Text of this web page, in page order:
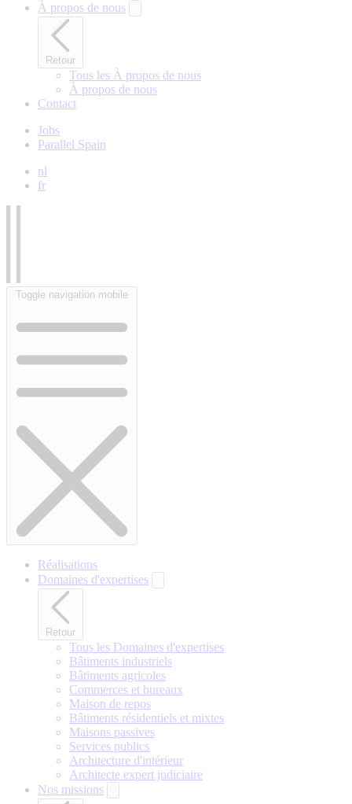
À propos de nous
Retour
Tous les À propos de nous
À propos de nous
Contact
Jobs
Parallel Spain
nl
fr
Toggle navigation mobile
Réalisations
Domaines d'expertises
Retour
Tous les Domaines d'expertises
Bâtiments industriels
Bâtiments agricoles
Commerces et bureaux
Maison de repos
Bâtiments résidentiels et mixtes
Maisons passives
Services publics
Architecture d'intérieur
Architecte expert judiciaire
Nos missions